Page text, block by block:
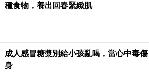
種食物，養出回春緊緻肌
成人感冒糖漿別給小孩亂喝，當心中毒傷
身